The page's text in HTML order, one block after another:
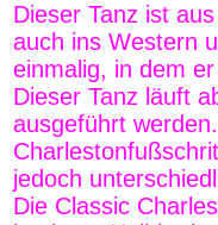
Dieser Tanz ist
auch ins Western
einmalig, in dem
Dieser Tanz läuft
ausgeführt
jedoch
Die Classic